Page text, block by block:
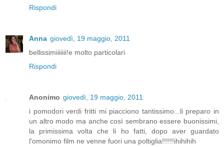
Rispondi
Anna giovedì, 19 maggio, 2011
bellissimiiiiiii!e molto particolari
Rispondi
Anonimo giovedì, 19 maggio, 2011
i pomodori verdi fritti mi piacciono tantissimo...li preparo in
un altro modo ma anche così sembrano essere buonissimi,
la primissima volta che li ho fatti, dopo aver guardato
l'omonimo film ne venne fuori una poltiglia!!!!!!ihihihih